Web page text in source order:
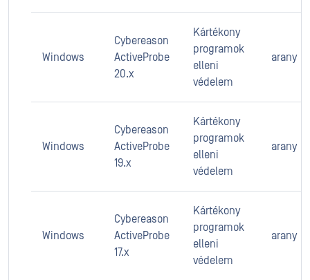
Windows
Cybereason
ActiveProbe
20.x
Kártékony
programok
elleni
védelem
arany
Windows
Cybereason
ActiveProbe
19.x
Kártékony
programok
elleni
védelem
arany
Windows
Cybereason
ActiveProbe
17.x
Kártékony
programok
elleni
védelem
arany